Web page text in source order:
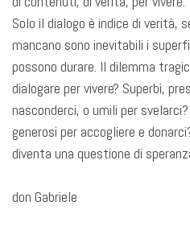
Solo il dialogo è indice di verità,
mancano sono inevitabili i
possono durare. Il dilemma
dialogare per vivere? Superbi,
nasconderci, o umili per
generosi per accogliere e
diventa una questione di
don Gabriele